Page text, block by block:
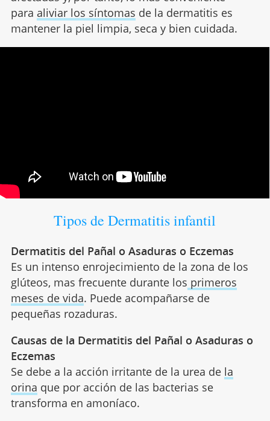
para aliviar los síntomas de la dermatitis es
mantener la piel limpia, seca y bien cuidada.
Tipos de Dermatitis infantil
Dermatitis del Pañal o Asaduras o Eczemas
Es un intenso enrojecimiento de la zona de los
glúteos, mas frecuente durante los primeros
meses de vida. Puede acompañarse de
pequeñas rozaduras.
Causas de la Dermatitis del Pañal o Asaduras o
Eczemas
Se debe a la acción irritante de la urea de la
orina que por acción de las bacterias se
transforma en amoníaco.